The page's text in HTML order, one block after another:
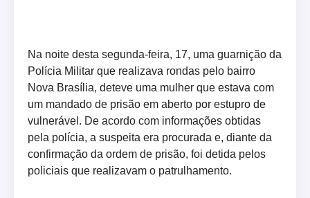
Na noite desta segunda-feira, 17, uma guarnição da
Polícia Militar que realizava rondas pelo bairro
Nova Brasília, deteve uma mulher que estava com
um mandado de prisão em aberto por estupro de
vulnerável. De acordo com informações obtidas
pela polícia, a suspeita era procurada e, diante da
confirmação da ordem de prisão, foi detida pelos
policiais que realizavam o patrulhamento.